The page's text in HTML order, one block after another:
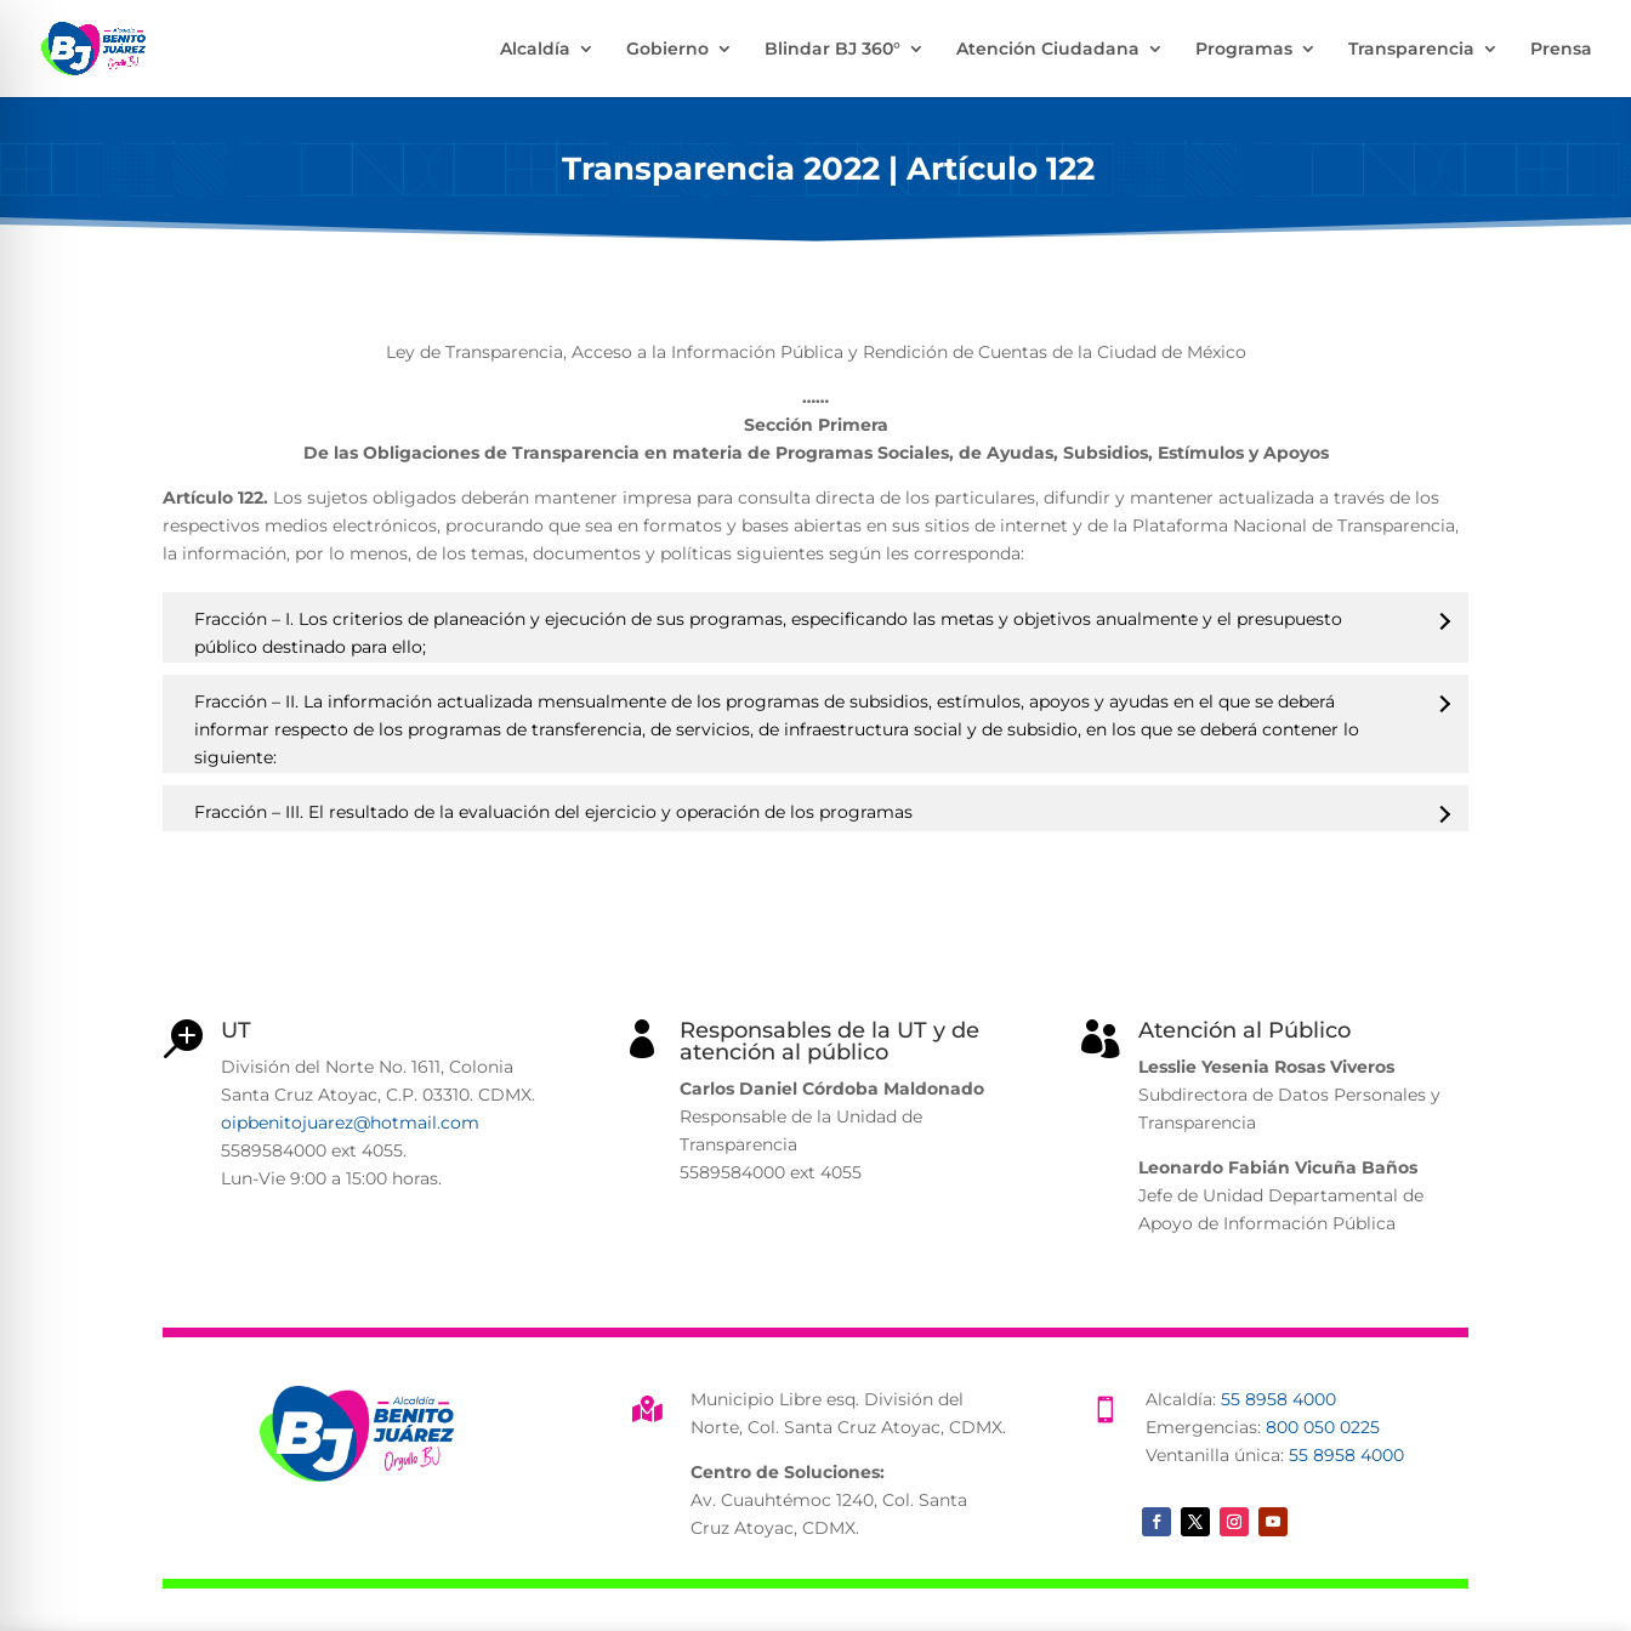
Alcaldía Gobierno Blindar BJ 360° Atención Ciudadana Programas Transparencia Prensa
Transparencia 2022 | Artículo 122
Ley de Transparencia, Acceso a la Información Pública y Rendición de Cuentas de la Ciudad de México
……
Sección Primera
De las Obligaciones de Transparencia en materia de Programas Sociales, de Ayudas, Subsidios, Estímulos y Apoyos
Artículo 122. Los sujetos obligados deberán mantener impresa para consulta directa de los particulares, difundir y mantener actualizada a través de los
respectivos medios electrónicos, procurando que sea en formatos y bases abiertas en sus sitios de internet y de la Plataforma Nacional de Transparencia,
la información, por lo menos, de los temas, documentos y políticas siguientes según les corresponda:
Fracción – I. Los criterios de planeación y ejecución de sus programas, especificando las metas y objetivos anualmente y el presupuesto
público destinado para ello;
Fracción – II. La información actualizada mensualmente de los programas de subsidios, estímulos, apoyos y ayudas en el que se deberá
informar respecto de los programas de transferencia, de servicios, de infraestructura social y de subsidio, en los que se deberá contener lo
siguiente:
Fracción – III. El resultado de la evaluación del ejercicio y operación de los programas
 UT
División del Norte No. 1611, Colonia
Santa Cruz Atoyac, C.P. 03310. CDMX.
oipbenitojuarez@hotmail.com
5589584000 ext 4055.
Lun-Vie 9:00 a 15:00 horas.

Responsables de la UT y de
atención al público
Carlos Daniel Córdoba Maldonado
Responsable de la Unidad de
Transparencia
5589584000 ext 4055
 Atención al Público
Lesslie Yesenia Rosas Viveros
Subdirectora de Datos Personales y
Transparencia
Leonardo Fabián Vicuña Baños
Jefe de Unidad Departamental de
Apoyo de Información Pública

Municipio Libre esq. División del
Norte, Col. Santa Cruz Atoyac, CDMX.
Centro de Soluciones:
Av. Cuauhtémoc 1240, Col. Santa
Cruz Atoyac, CDMX.
 Alcaldía:55 8958 4000
Emergencias:800 050 0225
Ventanilla única:55 8958 4000